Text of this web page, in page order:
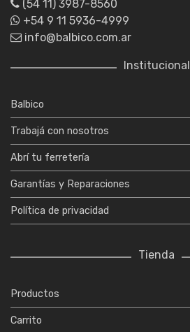
(54 11) 3987-8560
+54 9 11 5936-4999
info@balbico.com.ar
Institucional
Balbico
Trabajá con nosotros
Abrí tu ferretería
Garantías y Reparaciones
Política de privacidad
Tienda
Productos
Carrito